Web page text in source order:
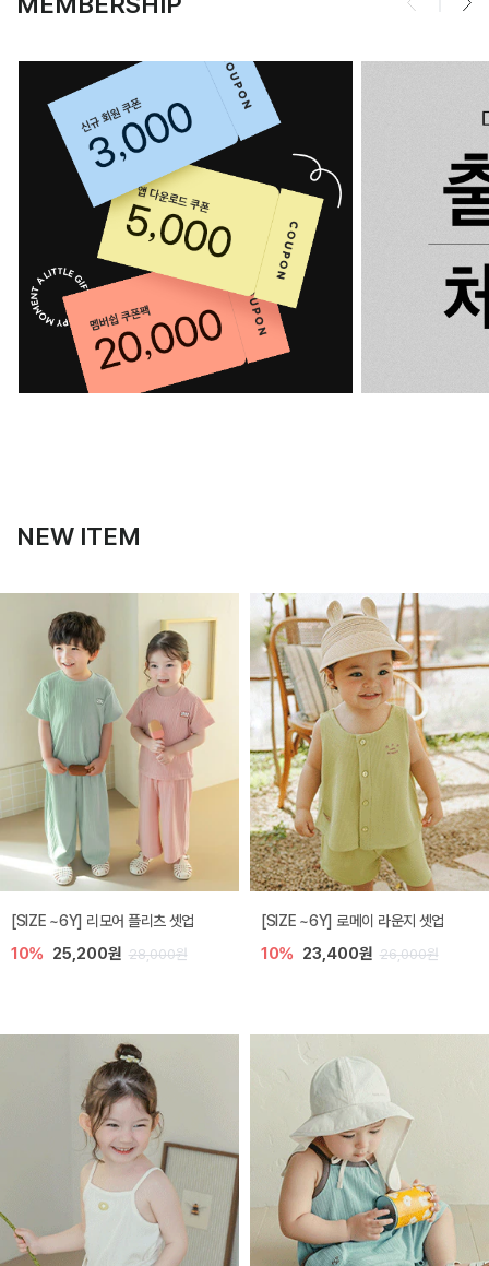
NEW ITEM
[SIZE ~6Y] 리모어 플리츠 셋업
10% 25,200원 28,000원
[SIZE ~6Y] 로메이 라운지 셋업
10% 23,400원 26,000원